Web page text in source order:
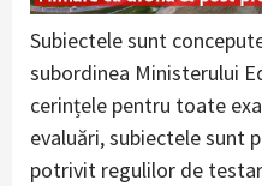
Subiectele sunt
subordinea Ministerului
cerințele pentru toate
evaluări, subiectele sunt
potrivit regulilor de